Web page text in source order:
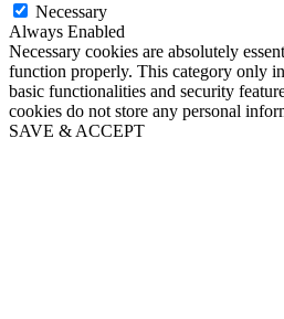
Necessary
Always Enabled
Necessary cookies are absolutely
function properly. This category only
basic functionalities and security
cookies do not store any personal
SAVE & ACCEPT